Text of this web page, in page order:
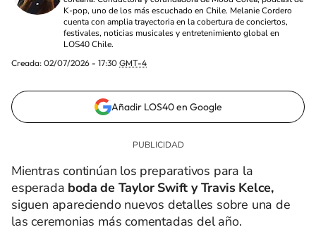
K-pop, uno de los más escuchado en Chile. Melanie Cordero
cuenta con amplia trayectoria en la cobertura de conciertos,
festivales, noticias musicales y entretenimiento global en
LOS40 Chile.
Creada: 02/07/2026 - 17:30 GMT-4
Añadir LOS40 en Google
Mientras continúan los preparativos para la
esperada boda de Taylor Swift y Travis Kelce,
siguen apareciendo nuevos detalles sobre una de
las ceremonias más comentadas del año.